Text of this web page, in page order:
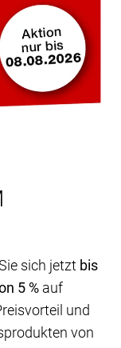
sich jetzt bis
5 % auf
und
von